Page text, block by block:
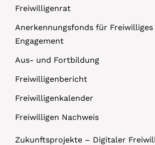
Freiwilligenrat
Anerkennungsfonds für Freiwilliges
Engagement
Aus- und Fortbildung
Freiwilligenbericht
Freiwilligenkalender
Freiwilligen Nachweis
Zukunftsprojekte – Digitaler